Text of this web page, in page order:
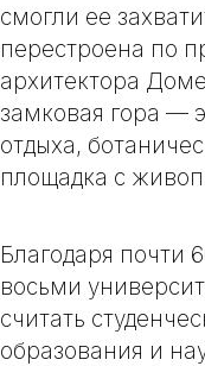
смогли ее
перестроена по
архитектора
замковая гора —
отдыха,
площадка с
Благодаря почти
восьми
считать
образования и